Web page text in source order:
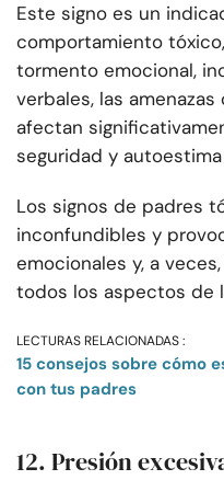
Este signo es un
comportamiento
tormento emocional,
verbales, las
afectan
seguridad y
Los signos de padres
inconfundibles y
emocionales y, a
todos los aspectos de
LECTURAS RELACIONADAS :
15 consejos sobre cómo
con tus padres
12. Presión